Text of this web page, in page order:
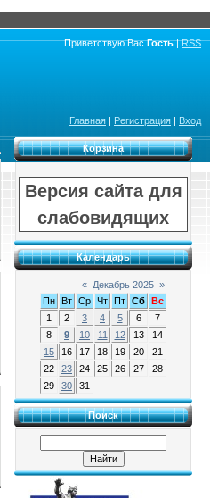
Приветствую Вас Гость|RSS
Главная | Регистрация | Вход
Корзина
Версия сайта для
слабовидящих
Календарь
« Декабрь 2025 »
Пн Вт Ср Чт Пт Сб Вс
1
2 3 4 5 6
7
8
9 10 11 12 13
14
15
16 17 18 19 20
21
22
23 24 25 26 27
28
29
30 31
Поиск